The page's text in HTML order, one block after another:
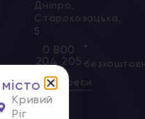
Дніпро,
Старокозацька,
5
0 800
204 205
*
Всі адреси
Кривий
Ріг